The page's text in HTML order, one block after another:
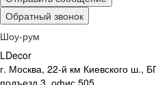
Обратный звонок
Шоу-рум
LDecor
г. Москва, 22-й км Киевского ш.,
подъезд 3, офис 505